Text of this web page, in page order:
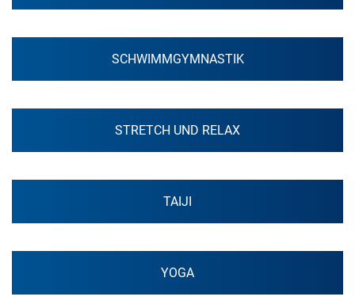
SCHWIMMGYMNASTIK
STRETCH UND RELAX
TAIJI
YOGA